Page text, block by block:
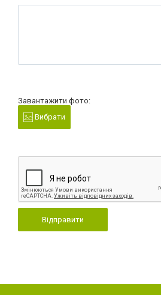
Завантажити фото:
Вибрати
Відправити